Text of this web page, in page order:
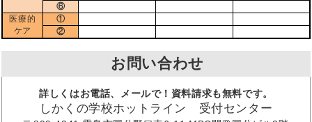
⑥
医療的
ケア
①
②
お問い合わせ
詳しくはお電話、メールで！資料請求も無料です。
しかくの学校ホットライン 受付センター